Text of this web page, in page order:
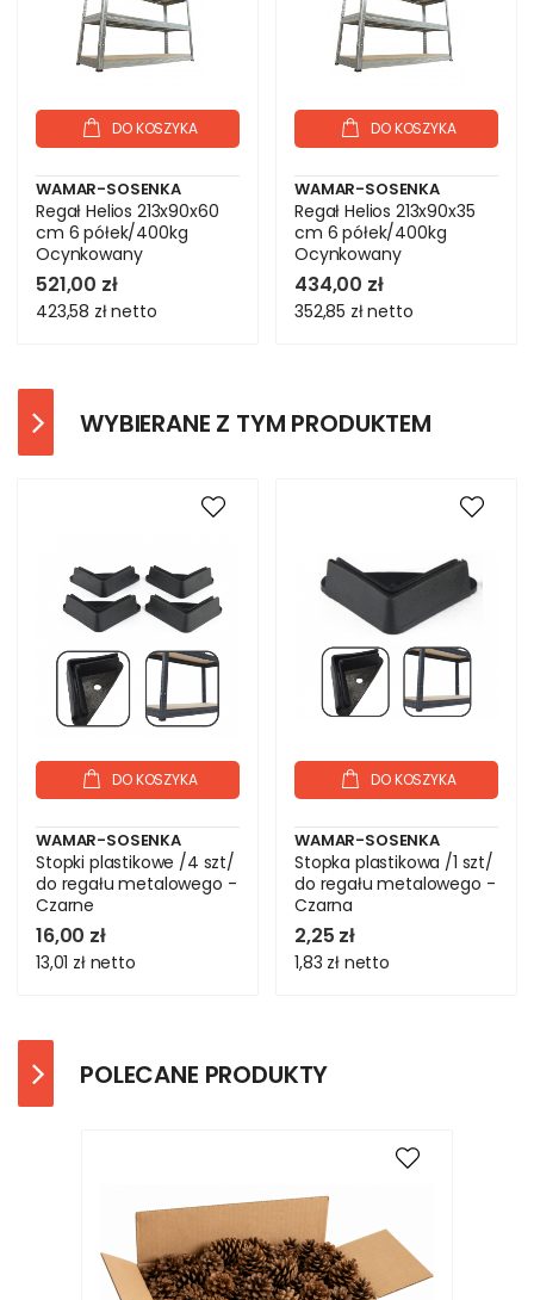
DO KOSZYKA
WAMAR-SOSENKA
Regał Helios 213x90x60
cm 6 półek/400kg
Ocynkowany
521,00 zł
423,58 złnetto
DO KOSZYKA
WAMAR-SOSENKA
Regał Helios 213x90x35
cm 6 półek/400kg
Ocynkowany
434,00 zł
352,85 złnetto
WYBIERANE Z TYM PRODUKTEM
DO KOSZYKA
WAMAR-SOSENKA
Stopki plastikowe /4 szt/
do regału metalowego -
Czarne
16,00 zł
13,01 zł netto
DO KOSZYKA
WAMAR-SOSENKA
Stopka plastikowa /1 szt/
do regału metalowego -
Czarna
2,25 zł
1,83 zł netto
POLECANE PRODUKTY